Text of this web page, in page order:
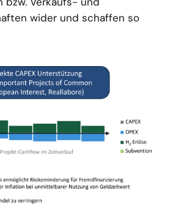
wider und schaffen so